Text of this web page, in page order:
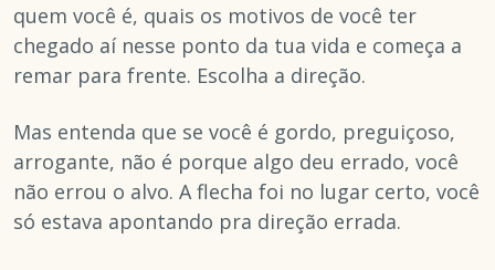
quem você é, quais os motivos de você ter
chegado aí nesse ponto da tua vida e começa a
remar para frente. Escolha a direção.
Mas entenda que se você é gordo, preguiçoso,
arrogante, não é porque algo deu errado, você
não errou o alvo. A flecha foi no lugar certo, você
só estava apontando pra direção errada.